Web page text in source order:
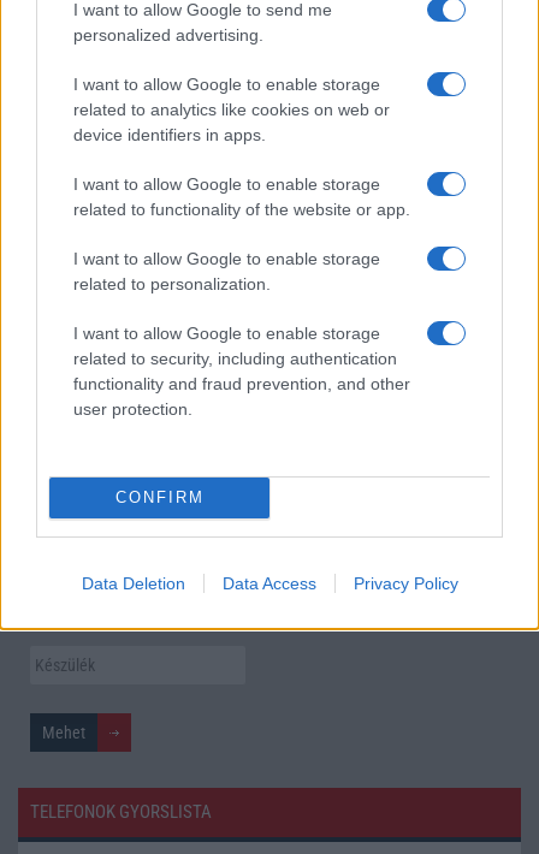
I want to allow Google to send me
personalized advertising.
I want to allow Google to enable storage
related to analytics like cookies on web or
device identifiers in apps.
I want to allow Google to enable storage
related to functionality of the website or app.
I want to allow Google to enable storage
related to personalization.
I want to allow Google to enable storage
related to security, including authentication
functionality and fraud prevention, and other
user protection.
CONFIRM
Data Deletion Data Access Privacy Policy
UI 9 frissítésből – itt a lista az érintett modellekről
iPhone 18 bemutató dátum - ekkor rántja le a leplet az
Apple az új csúcsmobilokról
Az Android rejtett automatizmusai: hat funkció, amely
észrevétlenül könnyíti meg a mindennapokat
Ez a rejtett Samsung funkció teljesen megváltoztatja a
mobilhasználatot – sokan mégsem tudnak róla
Nem biztos, hogy érdemes kivárni az iPhone 18 Prot
A Galaxy S25 is megkaphatja a Galaxy S26 egyik legjobb
kamerás funkcióját
Élőképeken a Dark Cherry színű iPhone 18 Pro Max!
Itt a vég a Galaxy S23 széria számára: a One UI 9 lehet az
További hírek
TELEFONOK GYORSLISTA